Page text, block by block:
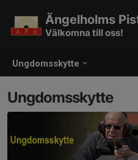
Ungdomsskytte
Ängelholms
Välkomna till oss!
Ungdomsskytte